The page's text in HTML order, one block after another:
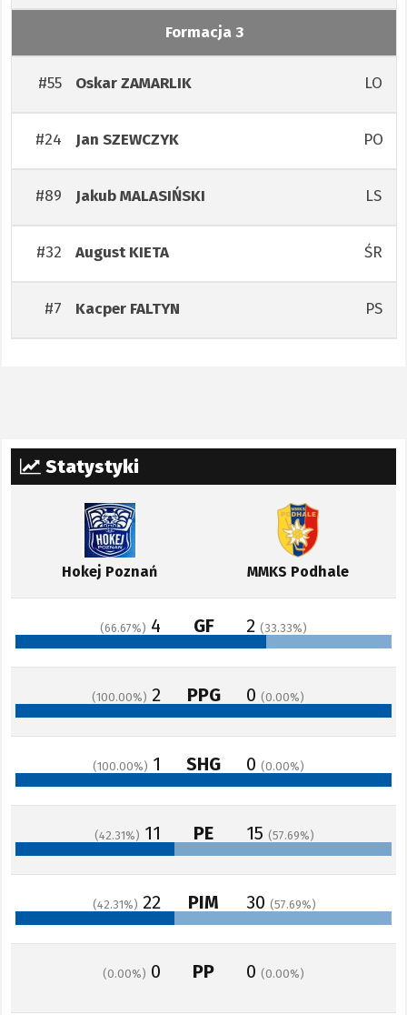
Formacja 3
#55 OskarZAMARLIK LO
#24 Jan SZEWCZYK PO
#89 JakubMALASIŃSKI LS
#32 AugustKIETA ŚR
#7 Kacper FALTYN PS
Statystyki
Hokej Poznań MMKS Podhale
66.67 4 GF 2 33.33
100.00 2 PPG 0 0.00
100.00 1 SHG 0 0.00
42.31 11 PE 15 57.69
42.31 22 PIM 30 57.69
0.00 0 PP 0 0.00